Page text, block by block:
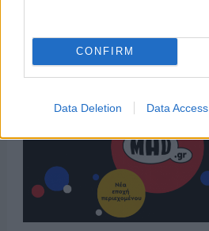
CONFIRM
Data Deletion Data Access